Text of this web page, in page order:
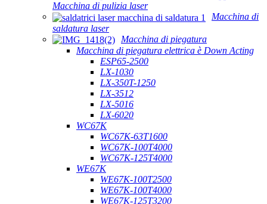
Macchina di pulizia laser
Macchina di
saldatura laser
Macchina di piegatura
Macchina di piegatura elettrica è Down Acting
ESP65-2500
LX-1030
LX-350T-1250
LX-3512
LX-5016
LX-6020
WC67K
WC67K-63T1600
WC67K-100T4000
WC67K-125T4000
WE67K
WE67K-100T2500
WE67K-100T4000
WE67K-125T3200